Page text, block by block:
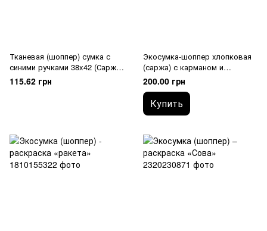
Тканевая (шоппер) сумка с
синими ручками 38x42 (Саржа
240 гр/м2)
115.62 грн
Экосумка-шоппер хлопковая
(саржа) с карманом и
оранжевыми ручками,
43.5×40.5×14 см
200.00 грн
Купить